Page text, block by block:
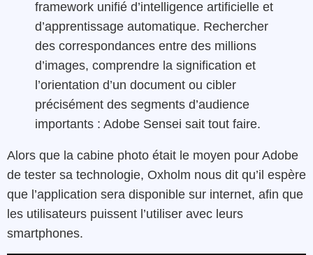
framework unifié d’intelligence artificielle et
d’apprentissage automatique. Rechercher
des correspondances entre des millions
d’images, comprendre la signification et
l’orientation d’un document ou cibler
précisément des segments d’audience
importants : Adobe Sensei sait tout faire.
Alors que la cabine photo était le moyen pour Adobe
de tester sa technologie, Oxholm nous dit qu’il espère
que l’application sera disponible sur internet, afin que
les utilisateurs puissent l’utiliser avec leurs
smartphones.